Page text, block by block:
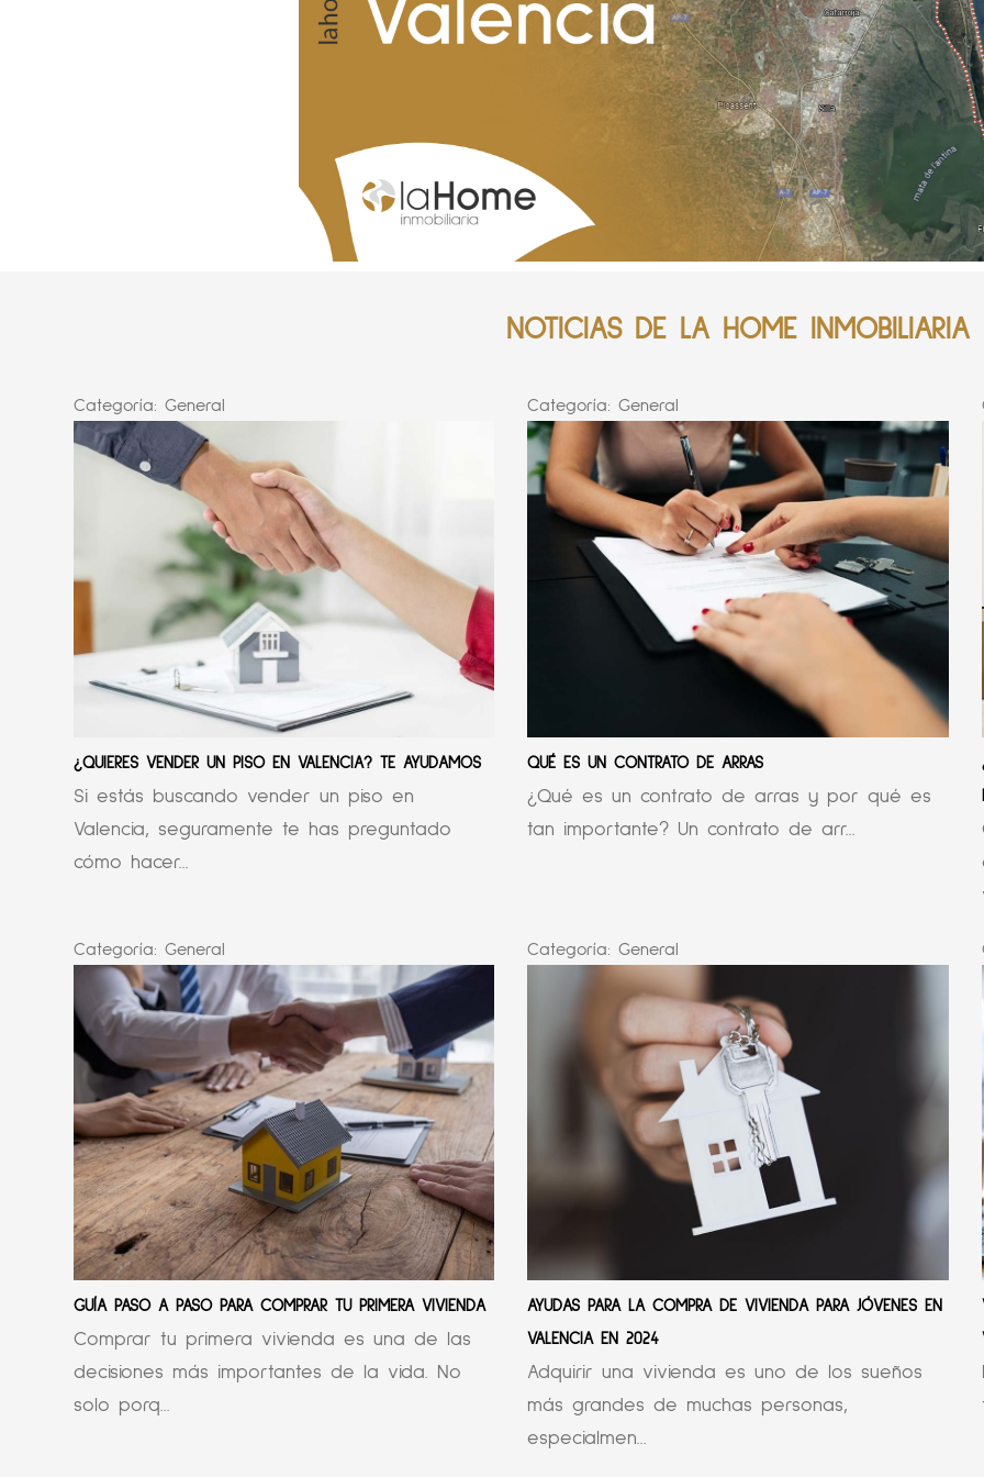
NOTICIAS DE LA HOME INMOBILIARIA
Categoría: General
¿QUIERES VENDER UN PISO EN VALENCIA? TE AYUDAMOS
Si estás buscando vender un piso en
Valencia, seguramente te has preguntado
cómo hacer...
Categoría:General
QUÉ ES UN CONTRATO DE ARRAS
¿Qué es un contrato de arras y por qué es
tan importante? Un contrato de arr...
Categoría: General
GUÍA PASO A PASO PARA COMPRAR TU PRIMERA VIVIENDA
Comprar tu primera vivienda es una de las
decisiones más importantes de la vida. No
solo porq...
Categoría:General
AYUDAS PARA LA COMPRA DE VIVIENDA PARA JÓVENES EN
VALENCIA EN 2024
Adquirir una vivienda es uno de los sueños
más grandes de muchas personas,
especialmen...